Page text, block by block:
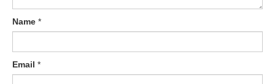
Name *
Email *